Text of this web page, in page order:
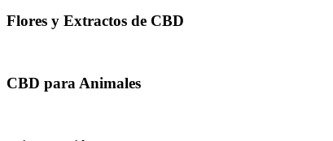
Flores y Extractos de CBD
CBD para Animales